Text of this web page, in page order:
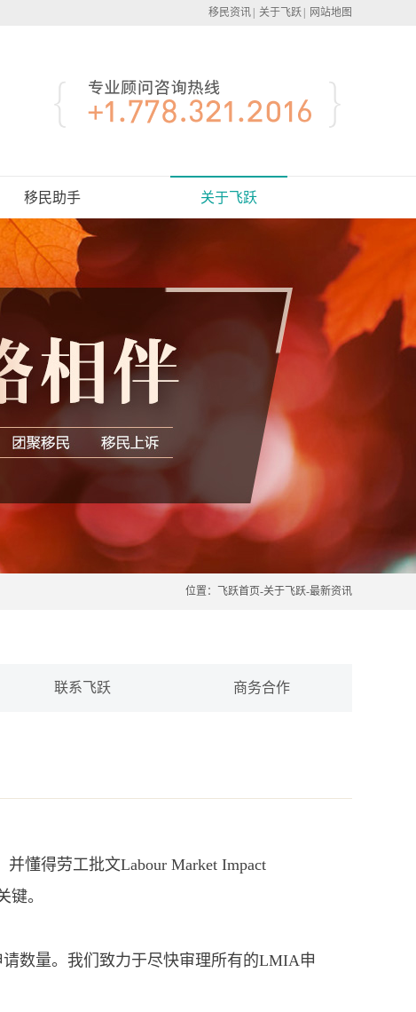
移民资讯 关于飞跃 网站地图
移民助手 关于飞跃
位置： 飞跃首页-关于飞跃-最新资讯
联系飞跃 商务合作
懂得劳工批文Labour Market Impact
键。
请数量。我们致力于尽快审理所有的LMIA申